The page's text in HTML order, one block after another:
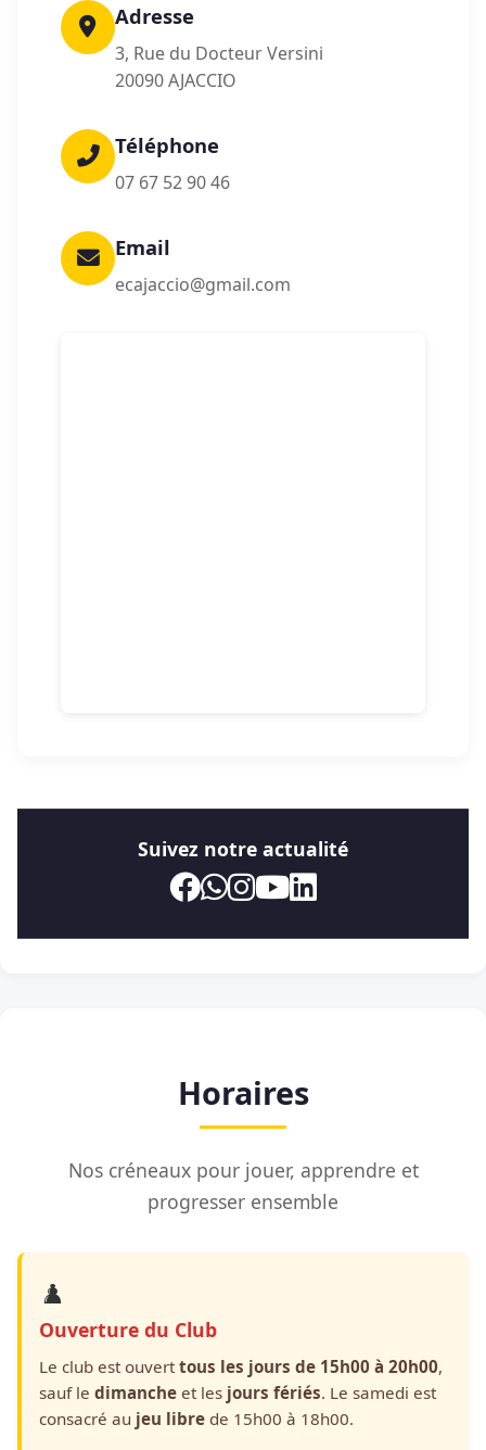
Adresse
3, Rue du Docteur Versini
20090 AJACCIO
Téléphone
07 67 52 90 46
Email
ecajaccio@gmail.com
Suivez notre actualité
Horaires
Nos créneaux pour jouer, apprendre et
progresser ensemble
♟️
Ouverture du Club
Le club est ouvert tous les jours de 15h00 à 20h00,
sauf le dimanche et les jours fériés. Le samedi est
consacré au jeu libre de 15h00 à 18h00.